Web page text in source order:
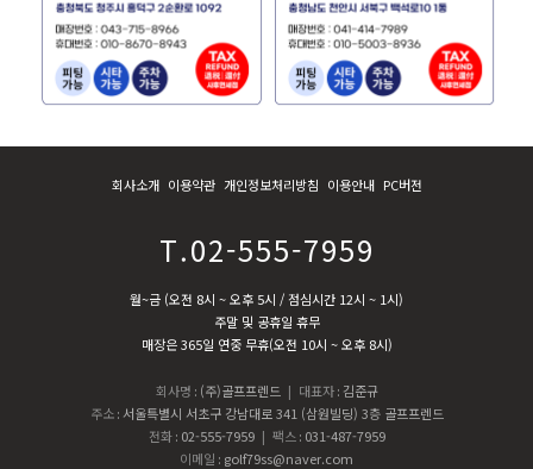
회사소개 이용약관 개인정보처리방침 이용안내 PC버전
T.02-555-7959
월~금 (오전 8시 ~ 오후 5시 / 점심시간 12시 ~ 1시)
주말 및 공휴일 휴무
매장은 365일 연중 무휴(오전 10시 ~ 오후 8시)
회사명 : (주)골프프렌드 | 대표자 : 김준규
주소 : 서울특별시 서초구 강남대로 341 (삼원빌딩) 3층 골프프렌드
전화 : 02-555-7959 | 팩스 : 031-487-7959
이메일 : golf79ss@naver.com